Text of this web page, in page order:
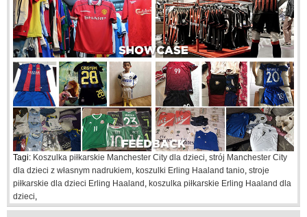
Tagi: Koszulka piłkarskie Manchester City dla dzieci, strój Manchester City
dla dzieci z własnym nadrukiem, koszulki Erling Haaland tanio, stroje
piłkarskie dla dzieci Erling Haaland , koszulka piłkarskie Erling Haaland dla
dzieci,